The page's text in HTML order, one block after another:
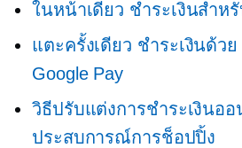
ในหน้าเดียว ชำระเงินสำห
แตะครั้งเดียว ชำระเงินด้ว
Google Pay
วิธีปรับแต่งการชำระเงินอ
ประสบการณ์การช็อปปิ้ง